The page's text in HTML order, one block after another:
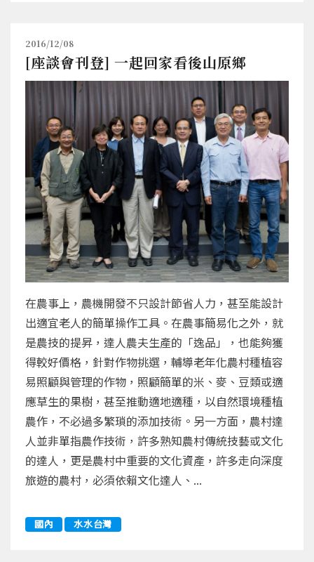
2016/12/08
[座談會刊登] 一起回家看後山原鄉
在農事上，農機開發不只設計節省人力，甚至能設計
出適宜老人的簡單操作工具。在農事簡易化之外，就
是農技的提昇，達人農夫生產的「逸品」，也能夠獲
得較好價格，針對作物挑選，輔導老年化農村種植容
易照顧與管理的作物，照顧簡單的米、麥、豆類或適
應草生的果樹，甚至推動適地適種，以自然環境種植
農作，不必過多繁瑣的添加技術。另一方面，農村達
人並非單指農作技術，許多熟知農村傳統技藝或文化
的達人，更是農村中重要的文化資產，許多走向深度
旅遊的農村，必須依賴文化達人、...
國內 水水台灣